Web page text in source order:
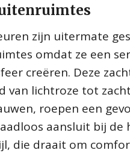
zijn uitermate
omdat ze een
creëren. Deze
van lichtroze tot
roepen een
aansluit bij de
die draait om